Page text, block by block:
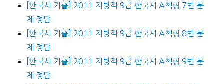
[한국사 기출] 2011 지방직 9급 한국사 A책형 7번 문
제 정답
[한국사 기출] 2011 지방직 9급 한국사 A책형 8번 문
제 정답
[한국사 기출] 2011 지방직 9급 한국사 A책형 9번 문
제 정답